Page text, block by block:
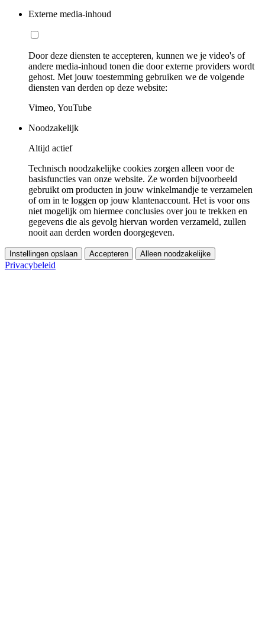
Externe media-inhoud
Door deze diensten te accepteren, kunnen we je video's of
andere media-inhoud tonen die door externe providers wordt
gehost. Met jouw toestemming gebruiken we de volgende
diensten van derden op deze website:
Vimeo, YouTube
Noodzakelijk
Altijd actief
Technisch noodzakelijke cookies zorgen alleen voor de
basisfuncties van onze website. Ze worden bijvoorbeeld
gebruikt om producten in jouw winkelmandje te verzamelen
of om in te loggen op jouw klantenaccount. Het is voor ons
niet mogelijk om hiermee conclusies over jou te trekken en
gegevens die als gevolg hiervan worden verzameld, zullen
nooit aan derden worden doorgegeven.
Instellingen opslaan Accepteren Alleen noodzakelijke
Privacybeleid